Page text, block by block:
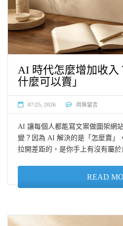
AI 時代怎麼增加收入
什麼可以賣」
07/25, 2026 尚無留言
AI 讓每個人都能寫文案做圖架網
變？因為 AI 解決的是「怎麼賣」
拉開差距的，是你手上有沒有屬於
READ